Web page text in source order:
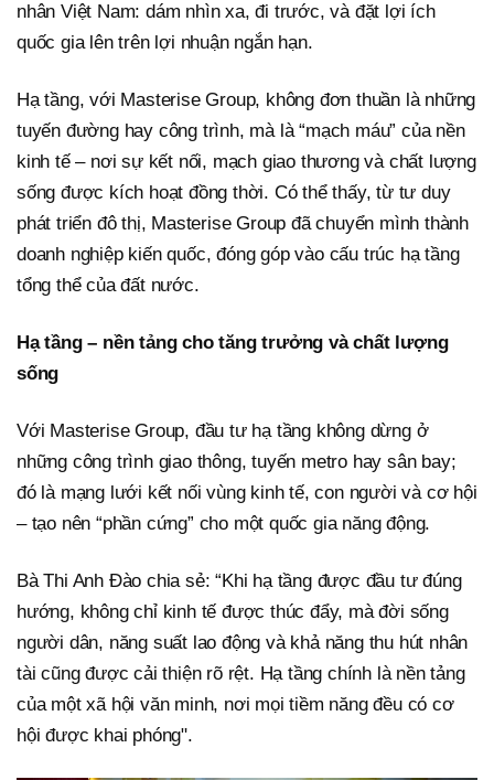
nhân Việt Nam: dám nhìn xa, đi trước, và đặt lợi ích
quốc gia lên trên lợi nhuận ngắn hạn.
Hạ tầng, với Masterise Group, không đơn thuần là những
tuyến đường hay công trình, mà là “mạch máu” của nền
kinh tế – nơi sự kết nối, mạch giao thương và chất lượng
sống được kích hoạt đồng thời. Có thể thấy, từ tư duy
phát triển đô thị, Masterise Group đã chuyển mình thành
doanh nghiệp kiến quốc, đóng góp vào cấu trúc hạ tầng
tổng thể của đất nước.
Hạ tầng – nền tảng cho tăng trưởng và chất lượng
sống
Với Masterise Group, đầu tư hạ tầng không dừng ở
những công trình giao thông, tuyến metro hay sân bay;
đó là mạng lưới kết nối vùng kinh tế, con người và cơ hội
– tạo nên “phần cứng” cho một quốc gia năng động.
Bà Thi Anh Đào chia sẻ: “Khi hạ tầng được đầu tư đúng
hướng, không chỉ kinh tế được thúc đẩy, mà đời sống
người dân, năng suất lao động và khả năng thu hút nhân
tài cũng được cải thiện rõ rệt. Hạ tầng chính là nền tảng
của một xã hội văn minh, nơi mọi tiềm năng đều có cơ
hội được khai phóng".